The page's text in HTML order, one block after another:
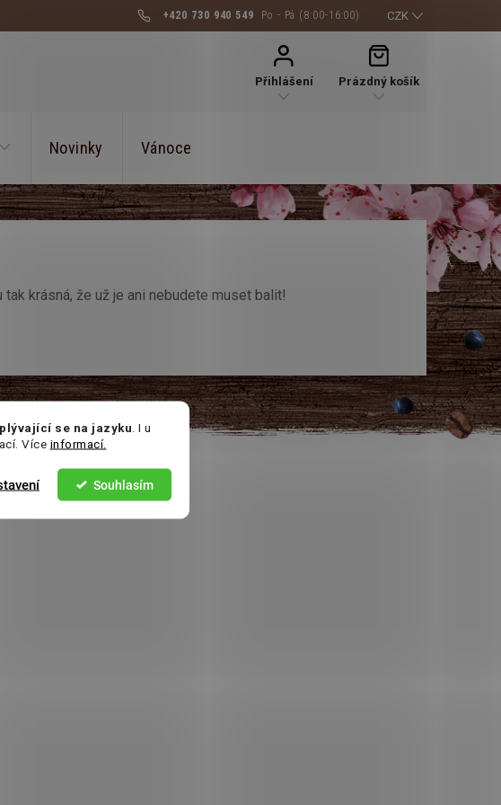
se na jazyku . I u
Více informací.
Souhlasím
+420 730 940 549 CZK
Přihlášení
KOŠÍK
Prázdný košík
Novinky Vánoce
krásná, že už je ani nebudete muset balit!